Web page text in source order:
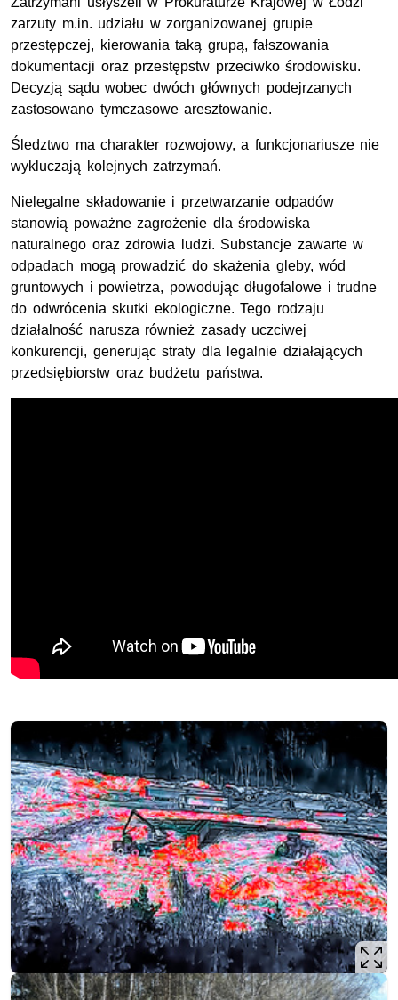
zarzuty m.in. udziału w zorganizowanej grupie
przestępczej, kierowania taką grupą, fałszowania
dokumentacji oraz przestępstw przeciwko środowisku.
Decyzją sądu wobec dwóch głównych podejrzanych
zastosowano tymczasowe aresztowanie.
Śledztwo ma charakter rozwojowy, a funkcjonariusze nie
wykluczają kolejnych zatrzymań.
Nielegalne składowanie i przetwarzanie odpadów
stanowią poważne zagrożenie dla środowiska
naturalnego oraz zdrowia ludzi. Substancje zawarte w
odpadach mogą prowadzić do skażenia gleby, wód
gruntowych i powietrza, powodując długofalowe i trudne
do odwrócenia skutki ekologiczne. Tego rodzaju
działalność narusza również zasady uczciwej
konkurencji, generując straty dla legalnie działających
przedsiębiorstw oraz budżetu państwa.